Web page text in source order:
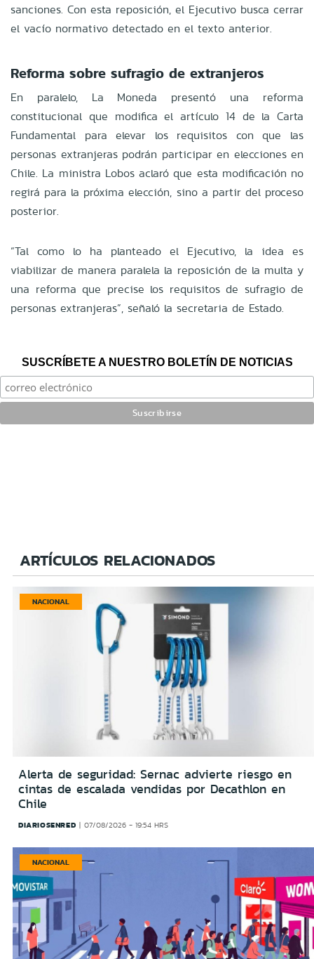
sanciones. Con esta reposición, el Ejecutivo busca cerrar
el vacío normativo detectado en el texto anterior.
Reforma sobre sufragio de extranjeros
En paralelo, La Moneda presentó una reforma
constitucional que modifica el artículo 14 de la Carta
Fundamental para elevar los requisitos con que las
personas extranjeras podrán participar en elecciones en
Chile. La ministra Lobos aclaró que esta modificación no
regirá para la próxima elección, sino a partir del proceso
posterior.
“Tal como lo ha planteado el Ejecutivo, la idea es
viabilizar de manera paralela la reposición de la multa y
una reforma que precise los requisitos de sufragio de
personas extranjeras”, señaló la secretaria de Estado.
SUSCRÍBETE A NUESTRO BOLETÍN DE NOTICIAS
ARTÍCULOS RELACIONADOS
NACIONAL
Alerta de seguridad: Sernac advierte riesgo en
cintas de escalada vendidas por Decathlon en
Chile
DIARIOSENRED 07/08/2026 - 19:54 HRS
NACIONAL